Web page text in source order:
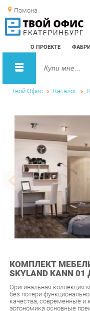
Помона
О ПРОЕКТЕ
Твой Офис Каталог
КОМПЛЕКТ
SKYLAND KANN
Оригинальная коллекция
качества, современные и
эргономика основные
мебельной фабрики